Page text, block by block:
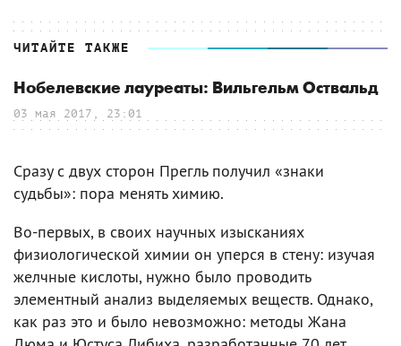
ЧИТАЙТЕ ТАКЖЕ
Нобелевские лауреаты: Вильгельм Оствальд
03 мая 2017, 23:01
Сразу с двух сторон Прегль получил «знаки
судьбы»: пора менять химию.
Во-первых, в своих научных изысканиях
физиологической химии он уперся в стену: изучая
желчные кислоты, нужно было проводить
элементный анализ выделяемых веществ. Однако,
как раз это и было невозможно: методы Жана